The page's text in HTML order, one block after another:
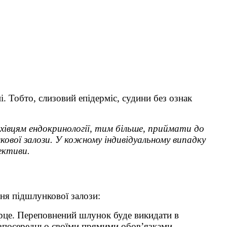
слизовий епідерміс, судини без ознак
ендокринології, тим більше, приймати до
залози. У кожному індивідуальному випадку
підшлункової залози:
Переповнений шлунок буде викидати в